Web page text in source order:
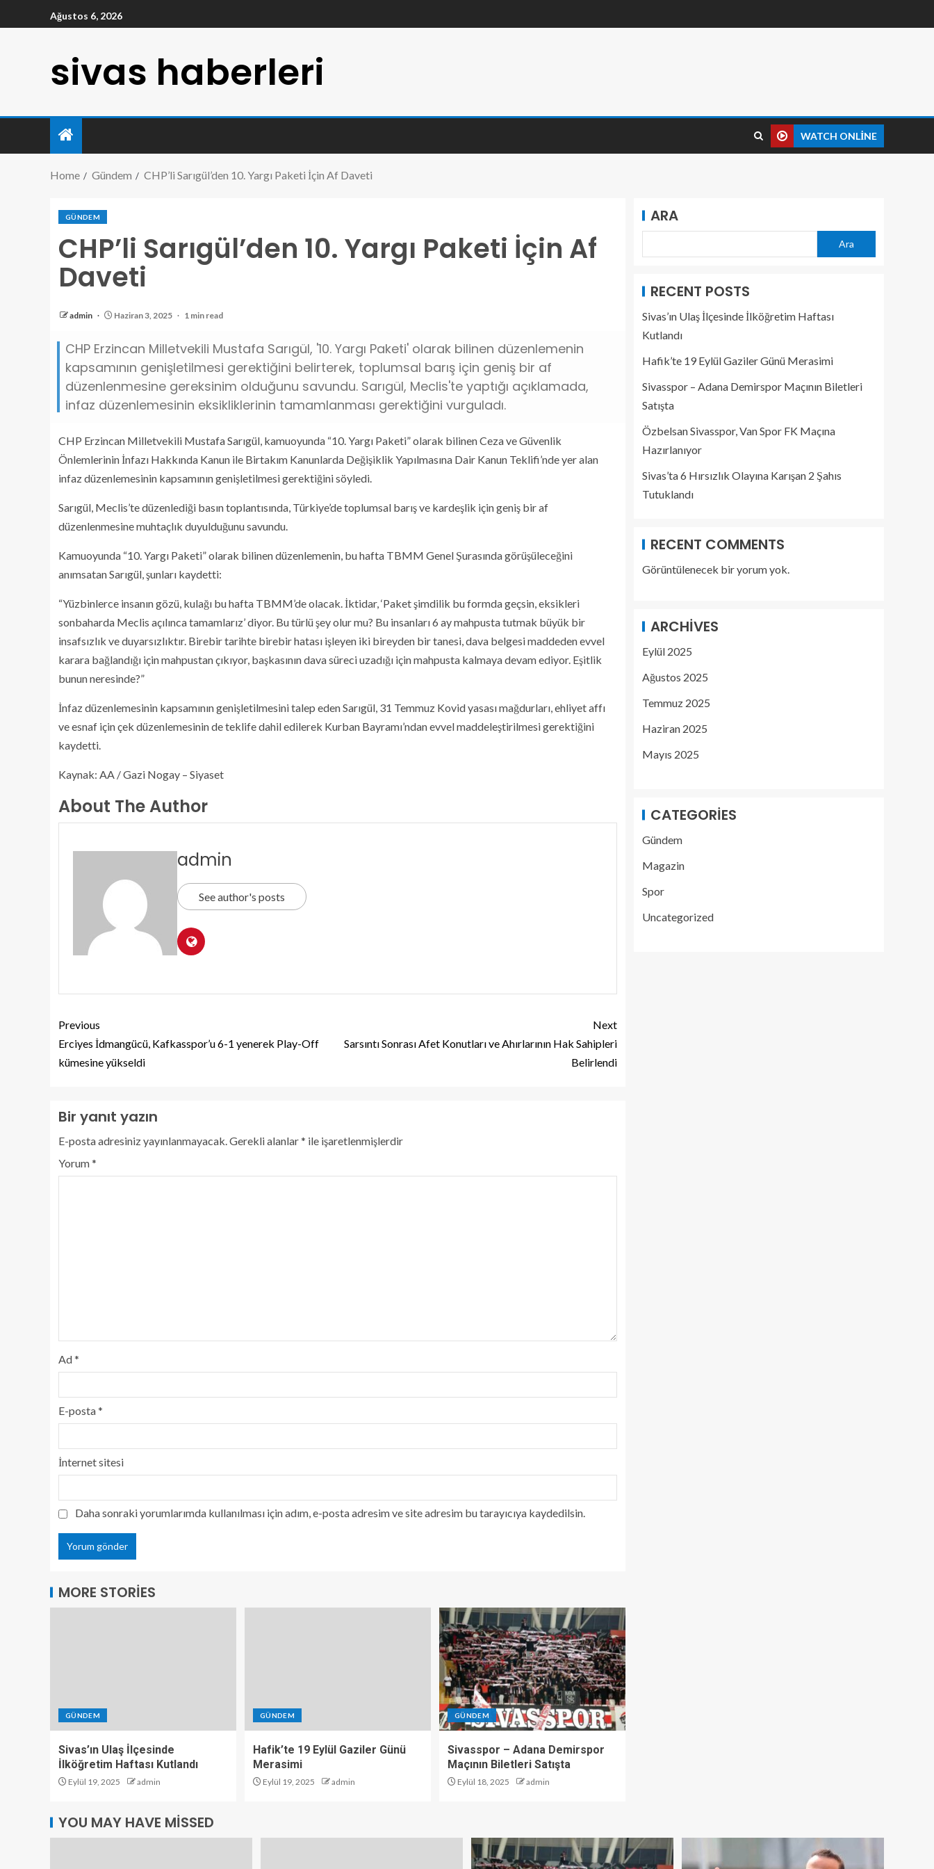
Ağustos 6, 2026
sivas haberleri
WATCH ONLINE
Home Gündem CHP’li Sarıgül’den 10. Yargı Paketi İçin Af Daveti
GÜNDEM
CHP’li Sarıgül’den 10. Yargı Paketi İçin Af
Daveti
admin Haziran 3, 2025 1 min read
CHP Erzincan Milletvekili Mustafa Sarıgül, '10. Yargı Paketi' olarak bilinen düzenlemenin
kapsamının genişletilmesi gerektiğini belirterek, toplumsal barış için geniş bir af
düzenlenmesine gereksinim olduğunu savundu. Sarıgül, Meclis'te yaptığı açıklamada,
infaz düzenlemesinin eksikliklerinin tamamlanması gerektiğini vurguladı.
CHP Erzincan Milletvekili Mustafa Sarıgül, kamuoyunda “10. Yargı Paketi” olarak bilinen Ceza ve Güvenlik
Önlemlerinin İnfazı Hakkında Kanun ile Birtakım Kanunlarda Değişiklik Yapılmasına Dair Kanun Teklifi’nde yer alan
infaz düzenlemesinin kapsamının genişletilmesi gerektiğini söyledi.
Sarıgül, Meclis’te düzenlediği basın toplantısında, Türkiye’de toplumsal barış ve kardeşlik için geniş bir af
düzenlenmesine muhtaçlık duyulduğunu savundu.
Kamuoyunda “10. Yargı Paketi” olarak bilinen düzenlemenin, bu hafta TBMM Genel Şurasında görüşüleceğini
anımsatan Sarıgül, şunları kaydetti:
“Yüzbinlerce insanın gözü, kulağı bu hafta TBMM’de olacak. İktidar, ‘Paket şimdilik bu formda geçsin, eksikleri
sonbaharda Meclis açılınca tamamlarız’ diyor. Bu türlü şey olur mu? Bu insanları 6 ay mahpusta tutmak büyük bir
insafsızlık ve duyarsızlıktır. Birebir tarihte birebir hatası işleyen iki bireyden bir tanesi, dava belgesi maddeden evvel
karara bağlandığı için mahpustan çıkıyor, başkasının dava süreci uzadığı için mahpusta kalmaya devam ediyor. Eşitlik
bunun neresinde?”
İnfaz düzenlemesinin kapsamının genişletilmesini talep eden Sarıgül, 31 Temmuz Kovid yasası mağdurları, ehliyet affı
ve esnaf için çek düzenlemesinin de teklife dahil edilerek Kurban Bayramı’ndan evvel maddeleştirilmesi gerektiğini
kaydetti.
Kaynak: AA / Gazi Nogay – Siyaset
About The Author
admin
See author's posts
Previous
Erciyes İdmangücü, Kafkasspor’u 6-1 yenerek Play-Off
kümesine yükseldi
Next
Sarsıntı Sonrası Afet Konutları ve Ahırlarının Hak Sahipleri
Belirlendi
Bir yanıt yazın
E-posta adresiniz yayınlanmayacak.Gerekli alanlar* ile işaretlenmişlerdir
Yorum*
Ad*
E-posta*
İnternet sitesi
Daha sonraki yorumlarımda kullanılması için adım, e-posta adresim ve site adresim bu tarayıcıya kaydedilsin.
MORE STORIES
GÜNDEM
Sivas’ın Ulaş İlçesinde
İlköğretim Haftası Kutlandı
Eylül 19, 2025 admin
GÜNDEM
Hafik’te 19 Eylül Gaziler Günü
Merasimi
Eylül 19, 2025 admin
GÜNDEM
Sivasspor – Adana Demirspor
Maçının Biletleri Satışta
Eylül 18, 2025 admin
ARA
Ara
RECENT POSTS
Sivas’ın Ulaş İlçesinde İlköğretim Haftası
Kutlandı
Hafik’te 19 Eylül Gaziler Günü Merasimi
Sivasspor – Adana Demirspor Maçının Biletleri
Satışta
Özbelsan Sivasspor, Van Spor FK Maçına
Hazırlanıyor
Sivas’ta 6 Hırsızlık Olayına Karışan 2 Şahıs
Tutuklandı
RECENT COMMENTS
Görüntülenecek bir yorum yok.
ARCHIVES
Eylül 2025
Ağustos 2025
Temmuz 2025
Haziran 2025
Mayıs 2025
CATEGORIES
Gündem
Magazin
Spor
Uncategorized
YOU MAY HAVE MISSED